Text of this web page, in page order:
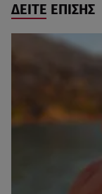
ΔΕΙΤΕ ΕΠΙΣΗΣ